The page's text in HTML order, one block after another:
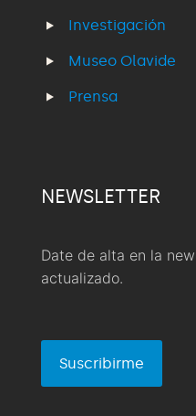
Investigación
Museo Olavide
Prensa
NEWSLETTER
Date de alta en la
actualizado.
Suscribirme